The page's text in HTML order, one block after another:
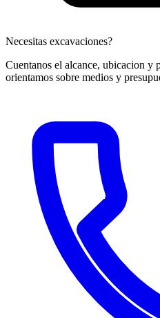
Necesitas excavaciones?
Cuentanos el alcance, ubicacion y
orientamos sobre medios y